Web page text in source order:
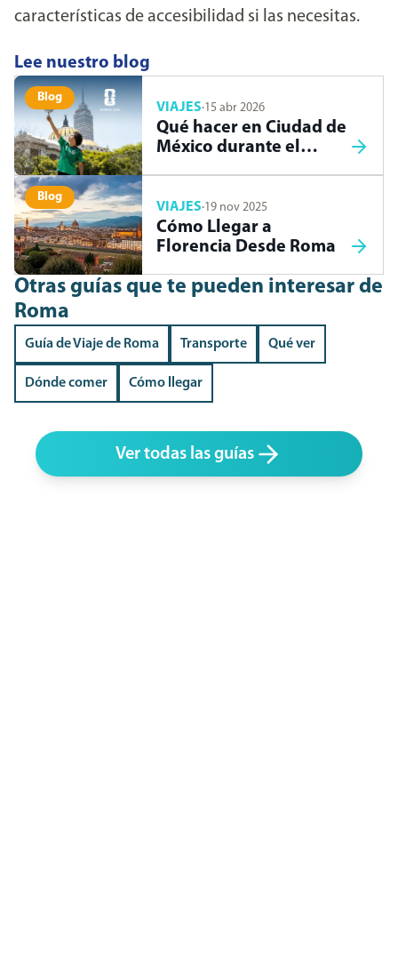
características de accesibilidad si las necesitas.
Lee nuestro blog
Blog
VIAJES·15 abr 2026
Qué hacer en Ciudad de
México durante el
Blog
VIAJES·19 nov 2025
Cómo Llegar a
Florencia Desde Roma
Otras guías que te pueden interesar de
Roma
Guía de Viaje de Roma Transporte Qué ver
Dónde comer Cómo llegar
Ver todas las guías